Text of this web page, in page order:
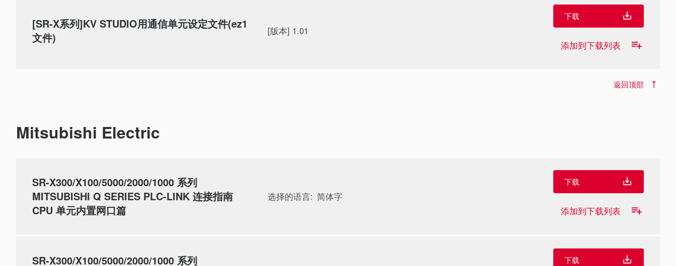
[SR-X系列]KV STUDIO用通信单元设定文件(ez1
文件)
[版本] 1.01
下载
添加到下载列表
返回顶部
Mitsubishi Electric
SR-X300/X100/5000/2000/1000 系列
MITSUBISHI Q SERIES PLC-LINK 连接指南
CPU 单元内置网口篇
选择的语言: 简体字
下载
添加到下载列表
SR-X300/X100/5000/2000/1000 系列 下载